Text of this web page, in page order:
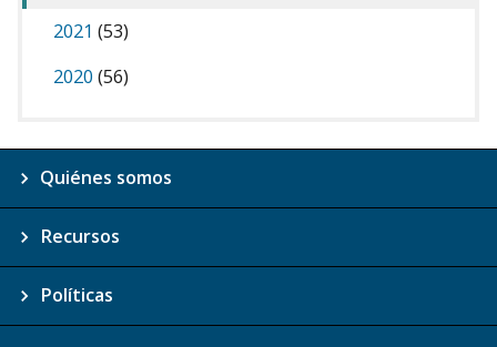
2021 (53)
2020 (56)
Quiénes somos
Recursos
Políticas